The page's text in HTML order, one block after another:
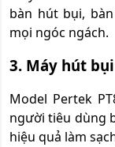
bàn hút bụi,
mọi ngóc ngách.
3. Máy hút
Model Pertek
người tiêu dùng
hiệu quả làm